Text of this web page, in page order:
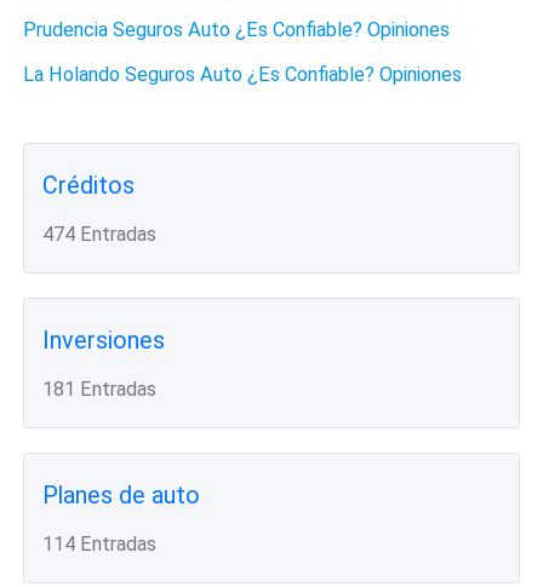
Prudencia Seguros Auto ¿Es Confiable? Opiniones
La Holando Seguros Auto ¿Es Confiable? Opiniones
Créditos
474 Entradas
Inversiones
181 Entradas
Planes de auto
114 Entradas